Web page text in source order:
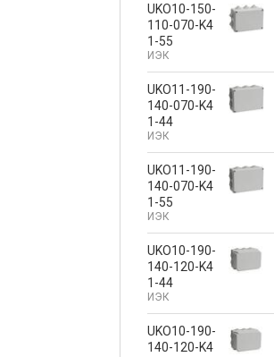
UKO10-150-
110-070-K4
1-55
ИЭК
UKO11-190-
140-070-K4
1-44
ИЭК
UKO11-190-
140-070-K4
1-55
ИЭК
UKO10-190-
140-120-K4
1-44
ИЭК
UKO10-190-
140-120-K4